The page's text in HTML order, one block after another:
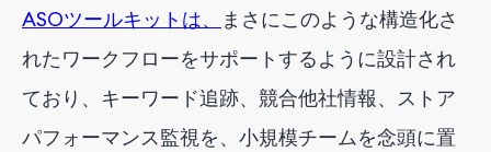
ASOツールキットは、
まさにこのような構造化さ
れたワークフローをサポートするように設計され
ており、キーワード追跡、競合他社情報、ストア
パフォーマンス監視を、小規模チームを念頭に置